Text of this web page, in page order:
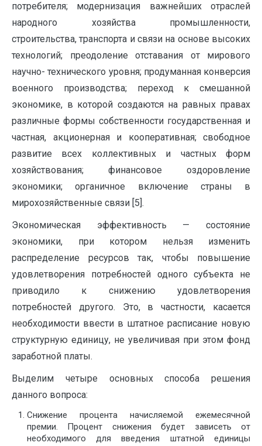
потребителя; модернизация важнейших отраслей
народного хозяйства промышленности,
строительства, транспорта и связи на основе высоких
технологий; преодоление отставания от мирового
научно- технического уровня; продуманная конверсия
военного производства; переход к смешанной
экономике, в которой создаются на равных правах
различные формы собственности государственная и
частная, акционерная и кооперативная; свободное
развитие всех коллективных и частных форм
хозяйствования; финансовое оздоровление
экономики; органичное включение страны в
мирохозяйственные связи [5].
Экономическая эффективность — состояние
экономики, при котором нельзя изменить
распределение ресурсов так, чтобы повышение
удовлетворения потребностей одного субъекта не
приводило к снижению удовлетворения
потребностей другого. Это, в частности, касается
необходимости ввести в штатное расписание новую
структурную единицу, не увеличивая при этом фонд
заработной платы.
Выделим четыре основных способа решения
данного вопроса:
Снижение процента начисляемой ежемесячной
премии. Процент снижения будет зависеть от
необходимого для введения штатной единицы